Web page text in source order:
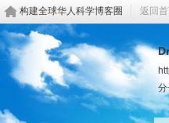
构建全球华人科学博客圈 返回